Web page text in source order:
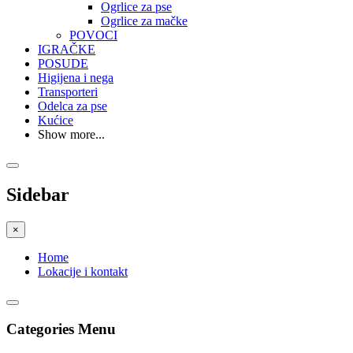
Ogrlice za pse
Ogrlice za mačke
POVOCI
IGRAČKE
POSUDE
Higijena i nega
Transporteri
Odelca za pse
Kućice
Show more...
Sidebar
×
Home
Lokacije i kontakt
Categories Menu